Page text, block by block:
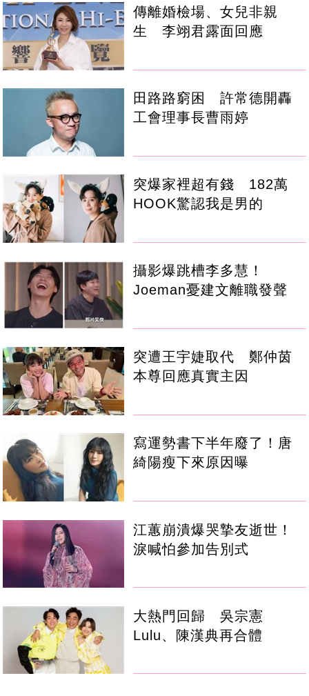
傳離婚檢場、女兒非親
生 李翊君露面回應
田路路窮困 許常德開轟
工會理事長曹雨婷
突爆家裡超有錢 182萬
HOOK驚認我是男的
攝影爆跳槽李多慧！
Joeman憂建文離職發聲
突遭王宇婕取代 鄭仲茵
本尊回應真實主因
寫運勢書下半年廢了！唐
綺陽瘦下來原因曝
江蕙崩潰爆哭摯友逝世！
淚喊怕參加告別式
大熱門回歸 吳宗憲
Lulu、陳漢典再合體